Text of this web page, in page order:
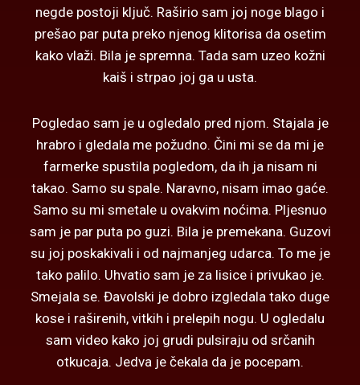
negde postoji ključ. Raširio sam joj noge blago i
prešao par puta preko njenog klitorisa da osetim
kako vlaži. Bila je spremna. Tada sam uzeo kožni
kaiš i strpao joj ga u usta.
Pogledao sam je u ogledalo pred njom. Stajala je
hrabro i gledala me požudno. Čini mi se da mi je
farmerke spustila pogledom, da ih ja nisam ni
takao. Samo su spale. Naravno, nisam imao gaće.
Samo su mi smetale u ovakvim noćima. Pljesnuo
sam je par puta po guzi. Bila je premekana. Guzovi
su joj poskakivali i od najmanjeg udarca. To me je
tako palilo. Uhvatio sam je za lisice i privukao je.
Smejala se. Đavolski je dobro izgledala tako duge
kose i raširenih, vitkih i prelepih nogu. U ogledalu
sam video kako joj grudi pulsiraju od srčanih
otkucaja. Jedva je čekala da je pocepam.